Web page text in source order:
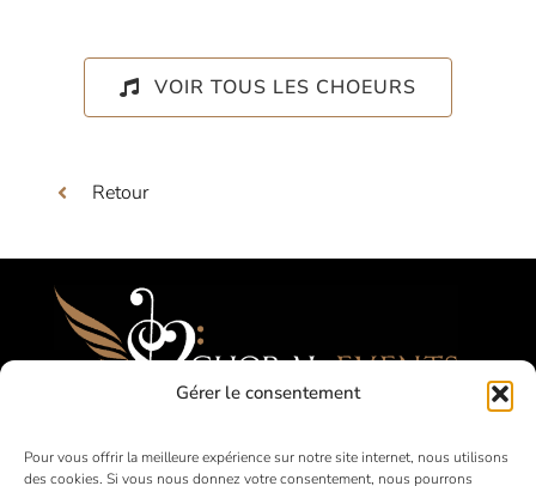
Gérer le consentement
Pour vous offrir la meilleure expérience sur notre site internet, nous utilisons
des cookies. Si vous nous donnez votre consentement, nous pourrons
VOIR TOUS LES CHOEURS
Retour
Festivals, Concours, Tournées pour les